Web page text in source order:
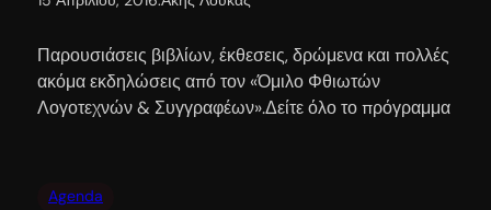
Παρουσιάσεις βιβλίων, έκθεσεις, δρώμενα και πολλές
ακόμα εκδηλώσεις από τον «Όμιλο Φθιωτών
Λογοτεχνών & Συγγραφέων».Δείτε όλο το πρόγραμμα
Agenda